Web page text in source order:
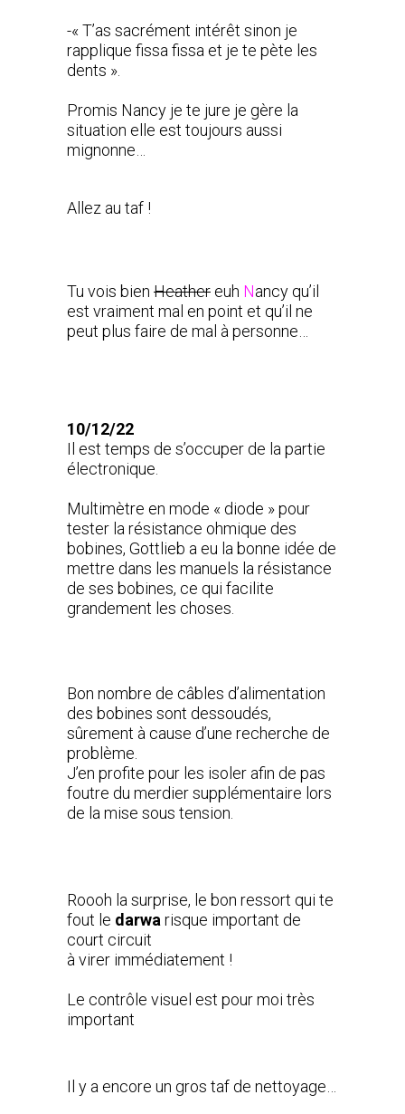
-« T’as sacrément intérêt sinon je
rapplique fissa fissa et je te pète les
dents ».
Promis Nancy je te jure je gère la
situation elle est toujours aussi
mignonne…
Allez au taf !
Tu vois bien Heather euh Nancy qu’il
est vraiment mal en point et qu’il ne
peut plus faire de mal à personne…
10/12/22
Il est temps de s’occuper de la partie
électronique.
Multimètre en mode « diode » pour
tester la résistance ohmique des
bobines, Gottlieb a eu la bonne idée de
mettre dans les manuels la résistance
de ses bobines, ce qui facilite
grandement les choses.
Bon nombre de câbles d’alimentation
des bobines sont dessoudés,
sûrement à cause d’une recherche de
problème.
J’en profite pour les isoler afin de pas
foutre du merdier supplémentaire lors
de la mise sous tension.
Roooh la surprise, le bon ressort qui te
fout le darwa risque important de
court circuit
à virer immédiatement !
Le contrôle visuel est pour moi très
important
Il y a encore un gros taf de nettoyage…